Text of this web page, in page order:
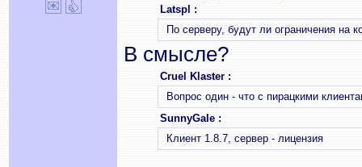
Latspl :
По серверу, будут ли ограничения на
В смысле?
Cruel Klaster :
Вопрос один - что с пирацкими
SunnyGale :
Клиент 1.8.7, сервер - лицензия